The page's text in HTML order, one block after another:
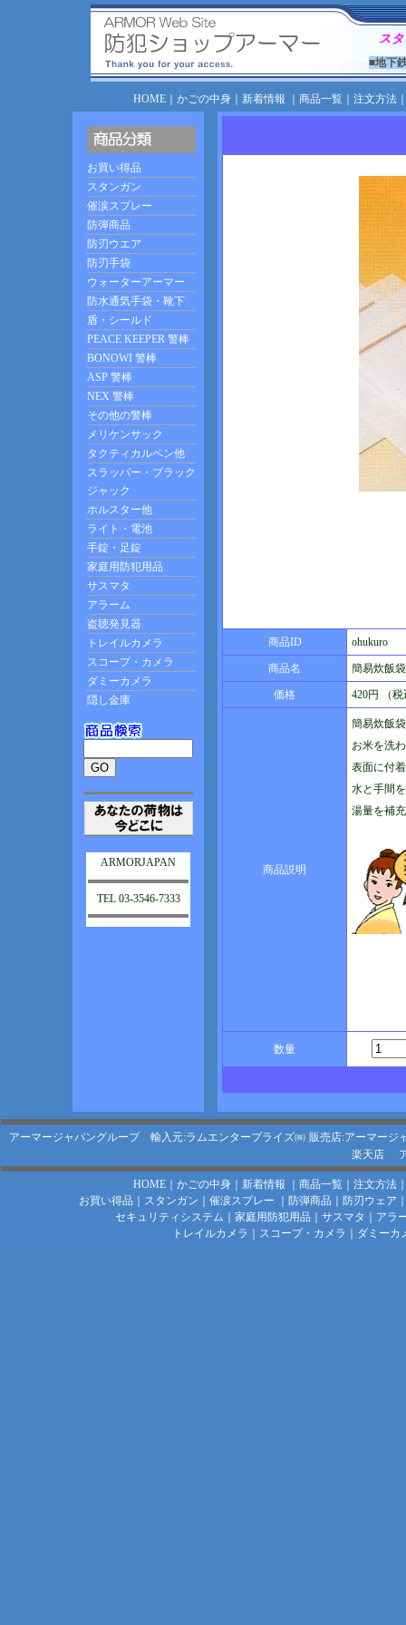
ス
■地下
HOME｜ かごの中身｜ 新着情報 商品一覧｜ 注文方法
ARMORJAPAN
TEL 03-3546-7333
商品ID ohukuro
商品名 簡易炊飯
価格 420円 （
商品説明
簡易炊飯
お米を洗
表面に付
水と手間
湯量を補
数量
アーマージャパングループ 輸入元:ラムエンタープライズ㈱ 販売店:アーマージ
楽天店
HOME｜ かごの中身｜ 新着情報 商品一覧｜ 注文方法
お買い得品
スタンガン 催涙スプレー 防弾商品 防刃ウェア
セキュリティシステム
家庭用防犯用品 サスマタ
アラ
トレイルカメラ
スコープ・カメラ ダミーカ